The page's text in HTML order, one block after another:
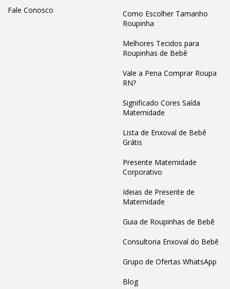
Fale Conosco
Como Escolher Tamanho
Roupinha
Melhores Tecidos para
Roupinhas de Bebê
Vale a Pena Comprar Roupa
RN?
Significado Cores Saída
Maternidade
Lista de Enxoval de Bebê
Grátis
Presente Maternidade
Corporativo
Ideias de Presente de
Maternidade
Guia de Roupinhas de Bebê
Consultoria Enxoval do Bebê
Grupo de Ofertas WhatsApp
Blog